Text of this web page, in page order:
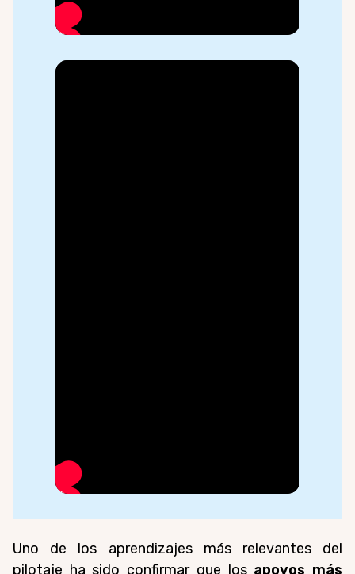
Uno de los aprendizajes más relevantes del
pilotaje ha sido confirmar que los apoyos más